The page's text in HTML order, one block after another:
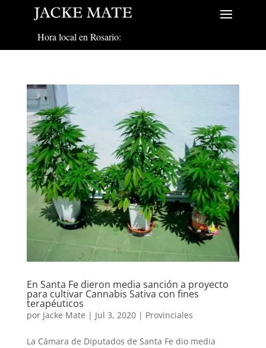
Hora local en Rosario:
En Santa Fe dieron media sanción a proyecto
para cultivar Cannabis Sativa con fines
terapéuticos
por Jacke Mate | Jul 3, 2020| Provinciales
La Cámara de Diputados de Santa Fe dio media